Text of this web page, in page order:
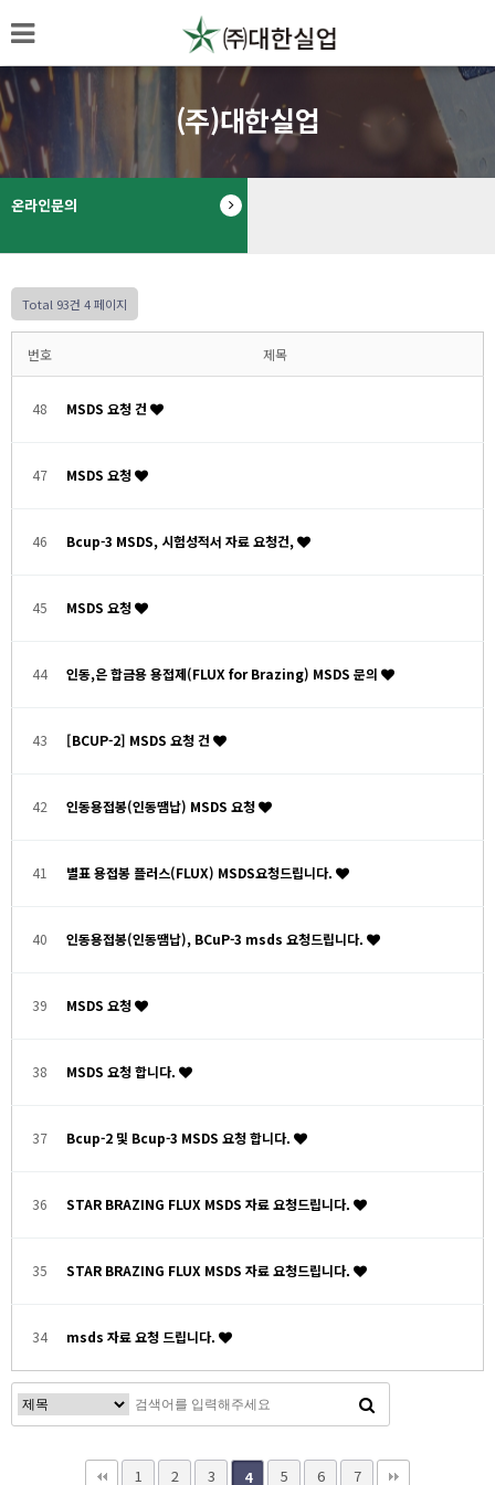
(주)대한실업
온라인문의
Total 93건 4 페이지
번호 제목
48 MSDS 요청 건
47 MSDS 요청
46 Bcup-3 MSDS, 시험성적서 자료 요청건,
45 MSDS 요청
44 인동,은 합금용 용접제(FLUX for Brazing) MSDS 문의
43 [BCUP-2] MSDS 요청 건
42 인동용접봉(인동땜납) MSDS 요청
41 별표 용접봉 플러스(FLUX) MSDS요청드립니다.
40 인동용접봉(인동땜납), BCuP-3 msds 요청드립니다.
39 MSDS 요청
38 MSDS 요청 합니다.
37 Bcup-2 및 Bcup-3 MSDS 요청 합니다.
36 STAR BRAZING FLUX MSDS 자료 요청드립니다.
35 STAR BRAZING FLUX MSDS 자료 요청드립니다.
34 msds 자료 요청 드립니다.
1 2 3 4 5 6 7